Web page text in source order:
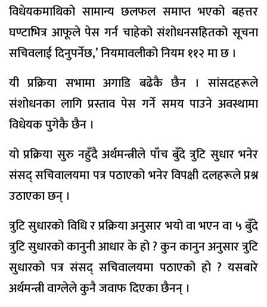
विधेयकमाथिको सामान्य छलफल समाप्त भएको बहत्तर
घण्टाभित्र आफूले पेस गर्न चाहेको संशोधनसहितको सूचना
सचिवलाई दिनुपर्नेछ,’ नियमावलीको नियम ११२ मा छ ।
यी प्रक्रिया सभामा अगाडि बढेकै छैन । सांसदहरूले
संशोधनका लागि प्रस्ताव पेस गर्ने समय पाउने अवस्थामा
विधेयक पुगेकै छैन ।
यो प्रक्रिया सुरु नहुँदै अर्थमन्त्रीले पाँच बुँदे त्रुटि सुधार भनेर
संसद् सचिवालयमा पत्र पठाएको भनेर विपक्षी दलहरूले प्रश्न
उठाएका छन् ।
त्रुटि सुधारको विधि र प्रक्रिया अनुसार भयो वा भएन वा ५ बुँदे
त्रुटि सुधारको कानुनी आधार के हो ? कुन कानुन अनुसार त्रुटि
सुधारको पत्र संसद् सचिवालयमा पठाएको हो ? यसबारे
अर्थमन्त्री वाग्लेले कुनै जवाफ दिएका छैनन् ।